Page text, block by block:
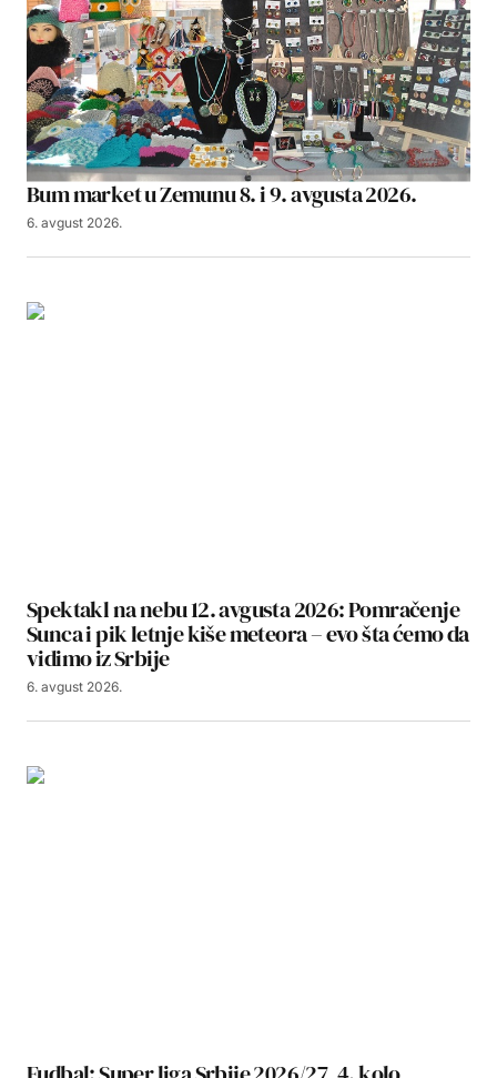
Bum market u Zemunu 8. i 9. avgusta 2026.
6. avgust 2026.
Spektakl na nebu 12. avgusta 2026: Pomračenje
Sunca i pik letnje kiše meteora – evo šta ćemo da
vidimo iz Srbije
6. avgust 2026.